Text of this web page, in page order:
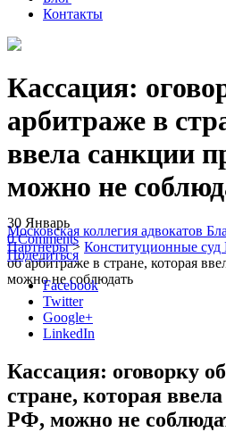
Контакты
Кассация:
арбитраже в
ввела санкции
можно не
Московская коллегия адвокатов
Партнеры> Конституционные
об арбитраже в стране, которая
можно не соблюдать
30 Январь
0 Comments
Поделиться
Facebook
Twitter
Google+
LinkedIn
Кассация: оговорку
стране, которая
РФ, можно не